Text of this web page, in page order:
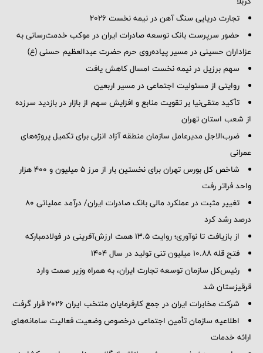
تجارت دریایی سنگ آهن در نیمه نخست ۲۰۲۶
حضور سرپرست بانک توسعه صادرات ایران در موکب خدمت‌رسانی به
عزاداران حسینی در مسیر پیاده‌روی حرم حضرت عبدالعظیم حسنی (ع)
سهم برزیل در نیمه نخست امسال کاهش یافت
روایتی از مسئولیت اجتماعی در مسیر اربعین
تأکید متقی‌نیا بر تقویت منابع و افزایش سهم از بازار در بازدید سرزده
از شعب استان تهران
ضرب‌الاجل مدیرعامل سازمان منطقه آزاد انزلی برای تكمیل پروژه‌های
عمرانی
شاخص کل بورس تهران برای نخستین بار از مرز ۵ میلیون و ۴۰۰ هزار
واحد فراتر رفت
تغییر مثبت در عملکرد مالی بانک صادرات ایران/ درآمد عملیاتی 80
درصد رشد کرد
از بازیافت تا نوآوری؛ روایت ۱۳.۵ همت ارزش‌آفرینی در فولادمبارکه
فتح قله ۱۰.۸۸ میلیون تنی تولید در سال ۱۴۰۴
رئیس‌کل سازمان توسعه تجارت ایران، به همراه وزیر صمت وارد
قرقیزستان شد
شرکت مخابرات ایران در جمع کارفرمایان منتخب ایران ۲۰۲۶ قرار گرفت
اطلاعیه سازمان تأمین اجتماعی درخصوص وضعیت فعالیت سامانه‌های
ارائه خدمات